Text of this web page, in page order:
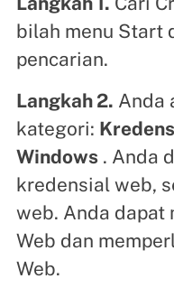
bilah menu Start
pencarian.
Langkah 2. Anda
kategori:
Windows . Anda
kredensial web,
web. Anda dapat
Web dan
Web.